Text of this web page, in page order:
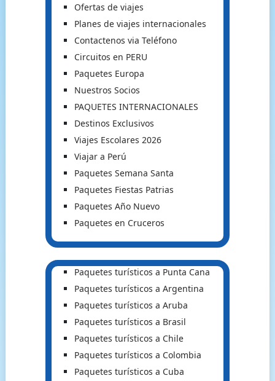
Ofertas de viajes
Planes de viajes internacionales
Contactenos via Teléfono
Circuitos en PERU
Paquetes Europa
Nuestros Socios
PAQUETES INTERNACIONALES
Destinos Exclusivos
Viajes Escolares 2026
Viajar a Perú
Paquetes Semana Santa
Paquetes Fiestas Patrias
Paquetes Año Nuevo
Paquetes en Cruceros
Paquetes turísticos a Punta Cana
Paquetes turísticos a Argentina
Paquetes turísticos a Aruba
Paquetes turísticos a Brasil
Paquetes turísticos a Chile
Paquetes turísticos a Colombia
Paquetes turísticos a Cuba